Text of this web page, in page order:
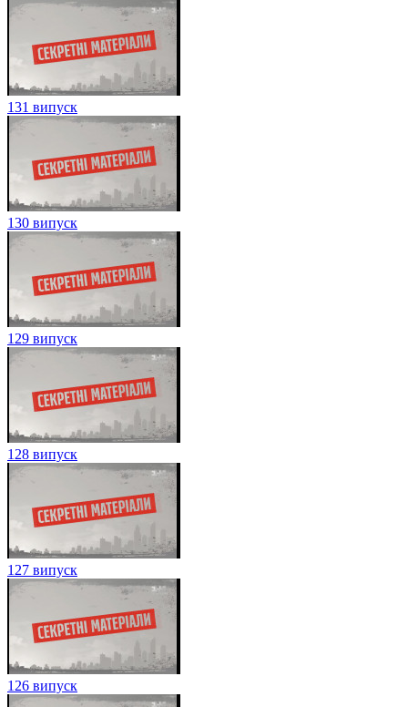
131 випуск
130 випуск
129 випуск
128 випуск
127 випуск
126 випуск